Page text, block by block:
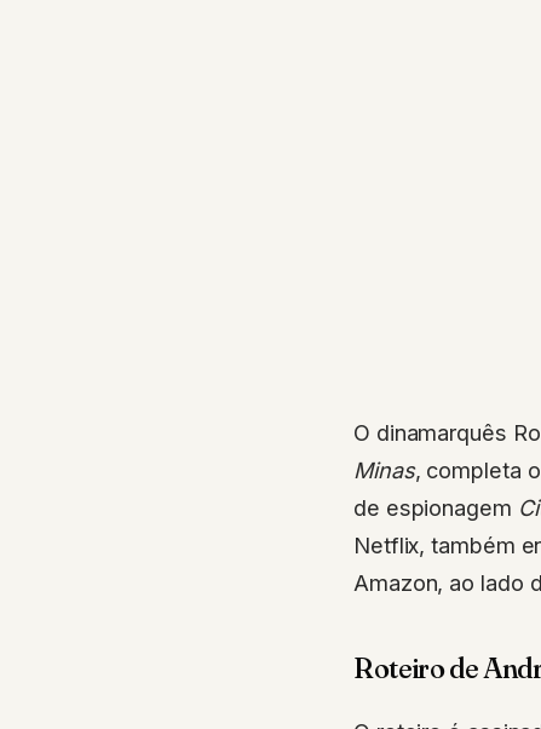
Minas, completa
de espionagem
Netflix, também
Amazon, ao lado